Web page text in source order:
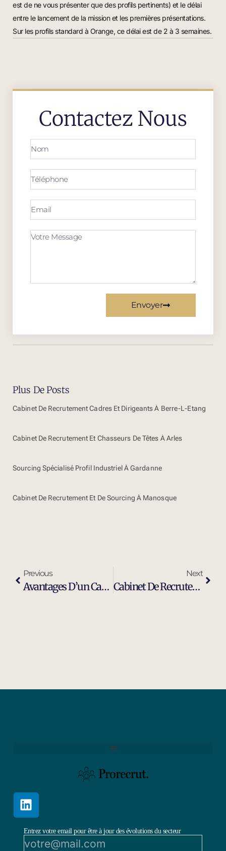
est de ne vous présenter que des profils pertinents) et le délai
entre le lancement de la mission et les premières présentations.
Sur les profils standard à Orange, ce délai est de 2 à 3 semaines.
Contactez Nous
Envoyer
Plus De Posts
Cabinet De Recrutement Cadres Et Dirigeants À Berre-L-Etang
Cabinet De Recrutement Et Chasseurs De Têtes À Arles
Sourcing Spécialisé Profil Industriel À Gardanne
Cabinet De Recrutement Et De Sourcing À Manosque
Previous
Avantages D’un Cabinet De Recrutement Moderne Et Efficace À Orange
Next
Cabinet De Recrutement Et De Sourcing À Orange
Entrez votre email pour être à jour des évolutions du secteur